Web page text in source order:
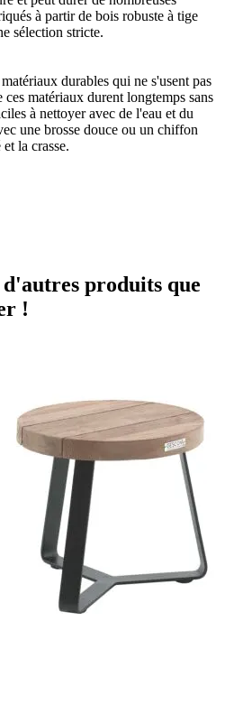
à partir de bois robuste à tige
sélection stricte.
durables qui ne s'usent pas
matériaux durent longtemps sans
à nettoyer avec de l'eau et du
une brosse douce ou un chiffon
la crasse.
produits que
!